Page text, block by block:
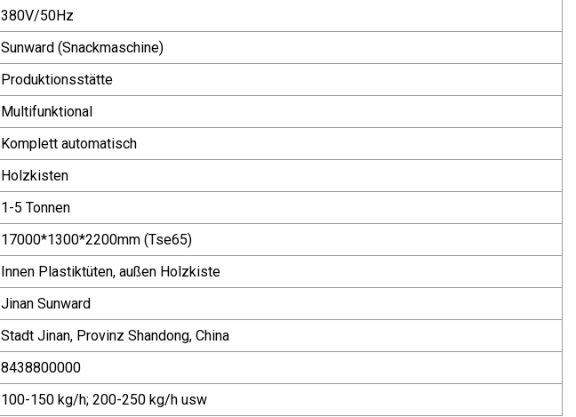
380V/50Hz
Sunward (Snackmaschine)
Produktionsstätte
Multifunktional
Komplett automatisch
Holzkisten
1-5 Tonnen
17000*1300*2200mm (Tse65)
Innen Plastiktüten, außen Holzkiste
Jinan Sunward
Stadt Jinan, Provinz Shandong, China
8438800000
100-150 kg/h; 200-250 kg/h usw